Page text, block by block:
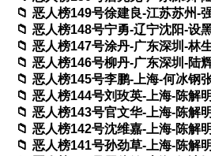
恶人榜149号徐建良-江苏苏州-
恶人榜148号宁勇-辽宁沈阳-设
恶人榜147号涂丹-广东深圳-林
恶人榜146号柳丹-广东深圳-陆
恶人榜145号李鹏-上海-何冰钢
恶人榜144号刘玫英-上海-陈解
恶人榜143号官文华-上海-陈解
恶人榜142号沈维嘉-上海-陈解
恶人榜141号孙劲草-上海-陈解